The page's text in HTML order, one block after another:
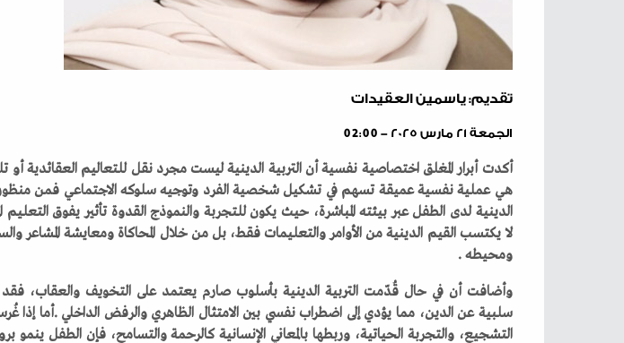
تقديم: ياسمين العقيدات
الجمعة ٢١ مارس ٢٠٢٥ - 02:00
‬ومحيطه‭. ‬